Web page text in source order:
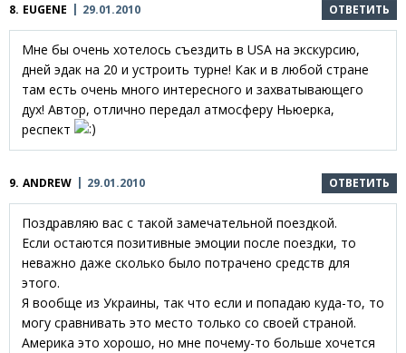
8. EUGENE 29.01.2010 ОТВЕТИТЬ
Мне бы очень хотелось съездить в USA на экскурсию,
дней эдак на 20 и устроить турне! Как и в любой стране
там есть очень много интересного и захватывающего
дух! Автор, отлично передал атмосферу Ньюерка,
респект
9. ANDREW 29.01.2010 ОТВЕТИТЬ
Поздравляю вас с такой замечательной поездкой.
Если остаются позитивные эмоции после поездки, то
неважно даже сколько было потрачено средств для
этого.
Я вообще из Украины, так что если и попадаю куда-то, то
могу сравнивать это место только со своей страной.
Америка это хорошо, но мне почему-то больше хочется